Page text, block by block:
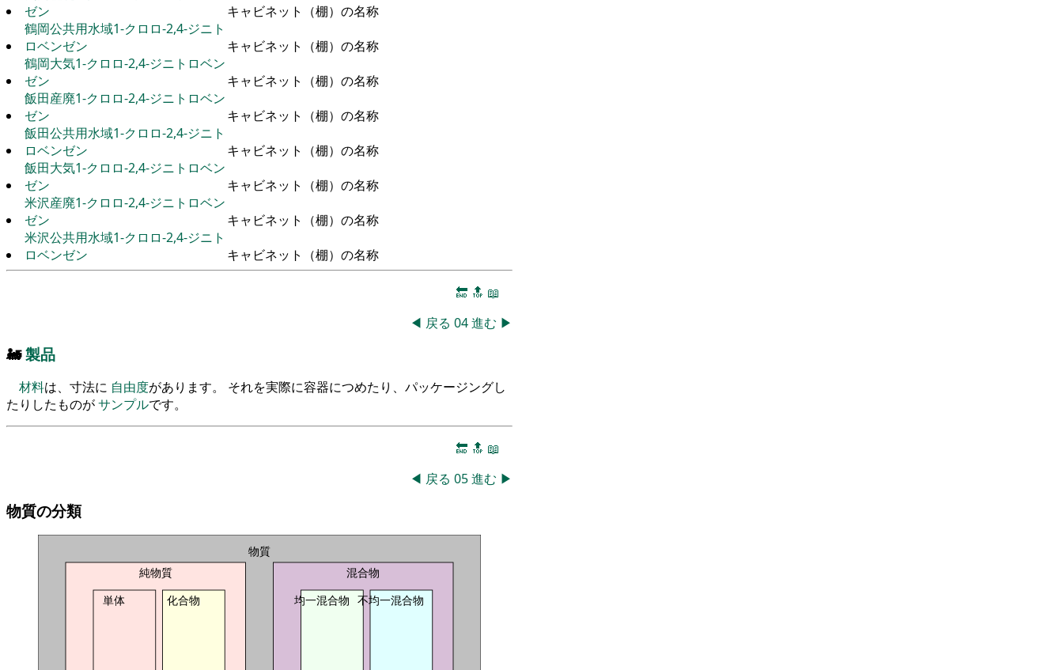
ゼン
キャビネット（棚）の名称
鶴岡公共用水域1-クロロ-2,4-ジニト
ロベンゼン
キャビネット（棚）の名称
鶴岡大気1-クロロ-2,4-ジニトロベン
ゼン
キャビネット（棚）の名称
飯田産廃1-クロロ-2,4-ジニトロベン
ゼン
キャビネット（棚）の名称
飯田公共用水域1-クロロ-2,4-ジニト
ロベンゼン
キャビネット（棚）の名称
飯田大気1-クロロ-2,4-ジニトロベン
ゼン
キャビネット（棚）の名称
米沢産廃1-クロロ-2,4-ジニトロベン
ゼン
キャビネット（棚）の名称
米沢公共用水域1-クロロ-2,4-ジニト
ロベンゼン
キャビネット（棚）の名称
🔚 🔝 📖
◀ 戻る 04進む ▶
🚂製品
材料は、寸法に 自由度があります。 それを実際に容器につめたり、パッケージングし
たりしたものがサンプルです。
🔚 🔝 📖
◀ 戻る 05進む ▶
物質の分類
物質
純物質
単体
化合物
混合物
均一混合物 不均一混合物